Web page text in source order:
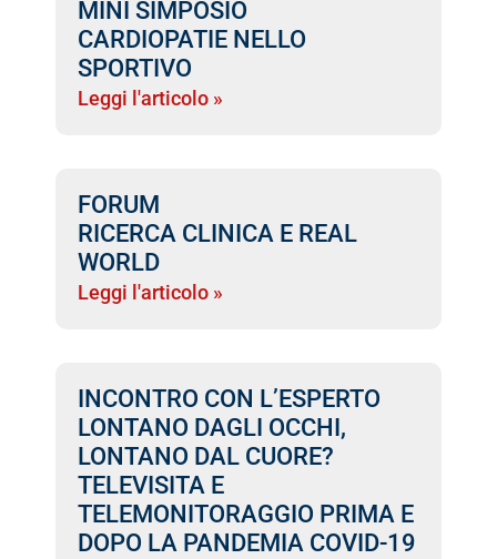
MINI SIMPOSIO
CARDIOPATIE NELLO
SPORTIVO
Leggi l'articolo »
FORUM
RICERCA CLINICA E REAL
WORLD
Leggi l'articolo »
INCONTRO CON L’ESPERTO
LONTANO DAGLI OCCHI,
LONTANO DAL CUORE?
TELEVISITA E
TELEMONITORAGGIO PRIMA E
DOPO LA PANDEMIA COVID-19